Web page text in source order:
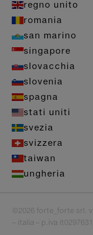
regno unito
romania
san marino
singapore
slovacchia
slovenia
spagna
stati uniti
svezia
svizzera
taiwan
ungheria
©2026 forte_forte srl.
– italia – p.iva